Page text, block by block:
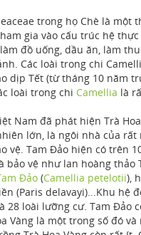
trong họ Chè là một
gia vào cấu trúc hệ
đồ uống, dầu ăn, làm
Các loài trong chi
dịp Tết (từ tháng 10 năm
loài trong chi Camellia là
Nam đã phát hiện Trà
lớn, là ngôi nhà của
vệ. Tam Đảo hiện có trên
bảo vệ như lan hoàng
Đảo (Camellia petelotii),
(Paris delavayi)...Khu hệ
28 loài lưỡng cư. Tam Đảo
Vàng là một trong số đó